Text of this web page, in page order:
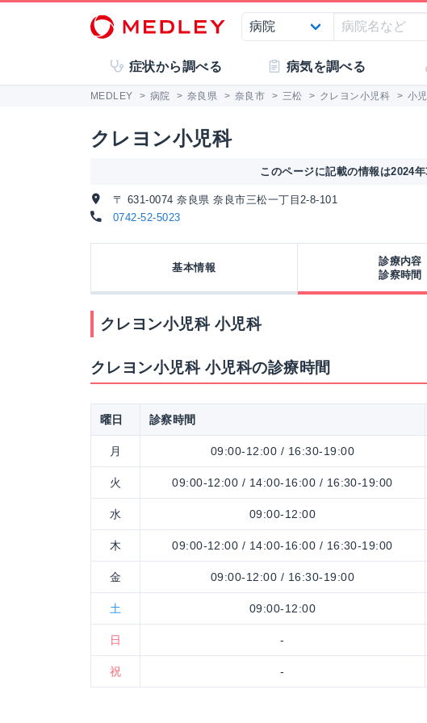
症状から調べる 病気を調べる
MEDLEY > 病院 > 奈良県 > 奈良市 > 三松 > クレヨン小児科 > 小
クレヨン小児科
このページに記載の情報は2024年
〒 631-0074 奈良県 奈良市三松一丁目2-8-101
0742-52-5023
基本情報
診療内容
診察時間
クレヨン小児科 小児科
クレヨン小児科 小児科の診療時間
曜日 診察時間
月 09:00-12:00 / 16:30-19:00
火 09:00-12:00 / 14:00-16:00 / 16:30-19:00
水 09:00-12:00
木 09:00-12:00 / 14:00-16:00 / 16:30-19:00
金 09:00-12:00 / 16:30-19:00
土 09:00-12:00
日 -
祝 -